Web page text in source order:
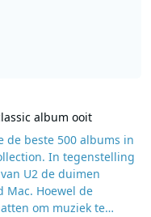
album ooit
de beste 500 albums in
In tegenstelling
van U2 de duimen
Mac. Hoewel de
om muziek te